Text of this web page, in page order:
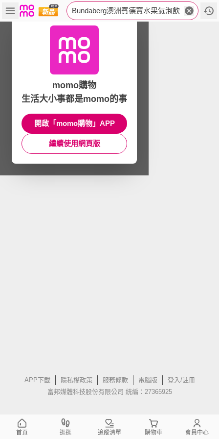
Bundaberg澳洲賓德寶水果氣泡飲
APP下載 隱私權政策 服務條款 電腦版
登入/註冊
富邦媒體科技股份有限公司 統編：27365925
momo購物
生活大小事都是momo的事
開啟「momo購物」APP
繼續使用網頁版
首頁 逛逛 追蹤清單 購物車 會員中心